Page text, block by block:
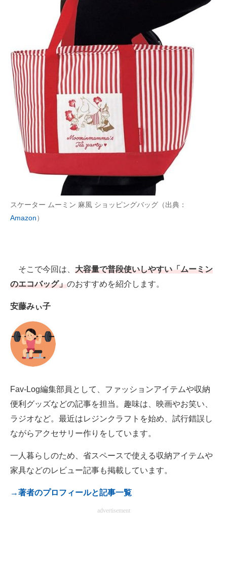
ITの今と未来を見通す
スマホと通信の最新トレンド
進化するPCとデバイスの未来
好きが集まる 比べて選べる
ビジネスと働き方のヒント
AI活用のいまが分かる
企業ITのトレンドを詳説
経営リーダーのコミュニティ
マーケ×ITの今がよく分かる
エレクトロニクス専門サイト
電子設計の基本と応用
エネルギーの専門メディア
建設×テクノロジーの最前線
ちょっと気になるネットの話題
スケーター ムーミン 麻風 ショッピングバッグ（出典：
Amazon）
そこで今回は、 大容量で普段使いしやすい「ムーミン
のエコバッグ」のおすすめを紹介します。
安藤みぃ子
Fav-Log編集部員として、ファッションアイテムや収納
便利グッズなどの記事を担当。趣味は、映画やお笑い、
ラジオなど。最近はレジンクラフトを始め、試行錯誤し
ながらアクセサリー作りをしています。
一人暮らしのため、省スペースで使える収納アイテムや
家具などのレビュー記事も掲載しています。
→著者のプロフィールと記事一覧
advertisement